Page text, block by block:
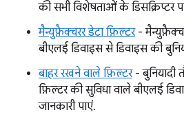
की सभी विशेषताओं के डिसक्रिप्टर
मैन्युफ़ैक्चरर डेटा फ़िल्टर-
बीएलई डिवाइस से डिवाइस की
बाहर रखने वाले फ़िल्टर- बुनियादी
फ़िल्टर की सुविधा वाले बीएलई
जानकारी पाएं.